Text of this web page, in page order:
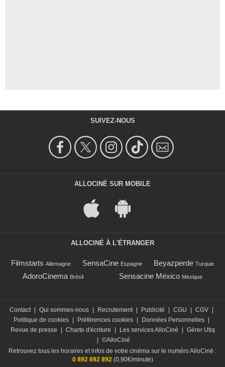
SUIVEZ-NOUS
ALLOCINÉ SUR MOBILE
ALLOCINÉ À L'ÉTRANGER
Filmstarts Allemagne SensaCine Espagne Beyazperde Turquie
AdoroCinema Brésil Sensacine México Mexique
Contact Qui sommes-nous Recrutement Publicité CGU CGV
Politique de cookies
Préférences cookies Données Personnelles
Revue de presse
Charte d'écriture Les services AlloCiné
Gérer Utiq
©AlloCiné
Retrouvez tous les horaires et infos de votre cinéma sur le numéro AlloCiné :
0 892 892 892(0,90€/minute)